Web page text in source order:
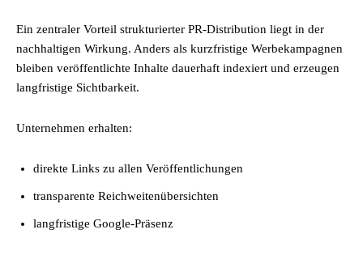
Ein zentraler Vorteil strukturierter PR-Distribution liegt in der
nachhaltigen Wirkung. Anders als kurzfristige Werbekampagnen
bleiben veröffentlichte Inhalte dauerhaft indexiert und erzeugen
langfristige Sichtbarkeit.
Unternehmen erhalten:
direkte Links zu allen Veröffentlichungen
transparente Reichweitenübersichten
langfristige Google-Präsenz